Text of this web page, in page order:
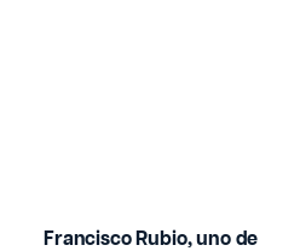
Francisco Rubio, uno de